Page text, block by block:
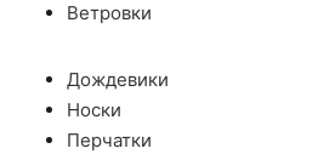
Ветровки
Дождевики
Носки
Перчатки